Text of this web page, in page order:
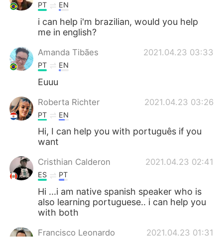
PT EN
i can help i'm brazilian, would you help
me in english?
Amanda Tibães 2021.04.23 03:33
PT EN
Euuu
Roberta Richter 2021.04.23 03:26
PT EN
Hi, I can help you with português if you
want
Cristhian Calderon 2021.04.23 02:41
ES PT
Hi ...i am native spanish speaker who is
also learning portuguese.. i can help you
with both
Francisco Leonardo 2021.04.23 01:31